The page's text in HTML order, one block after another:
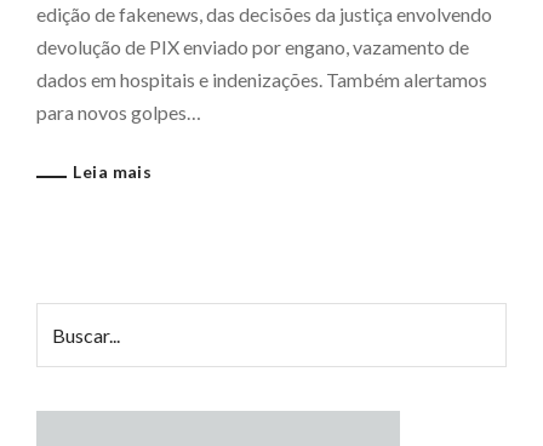
edição de fakenews, das decisões da justiça envolvendo
devolução de PIX enviado por engano, vazamento de
dados em hospitais e indenizações. Também alertamos
para novos golpes…
Leia mais